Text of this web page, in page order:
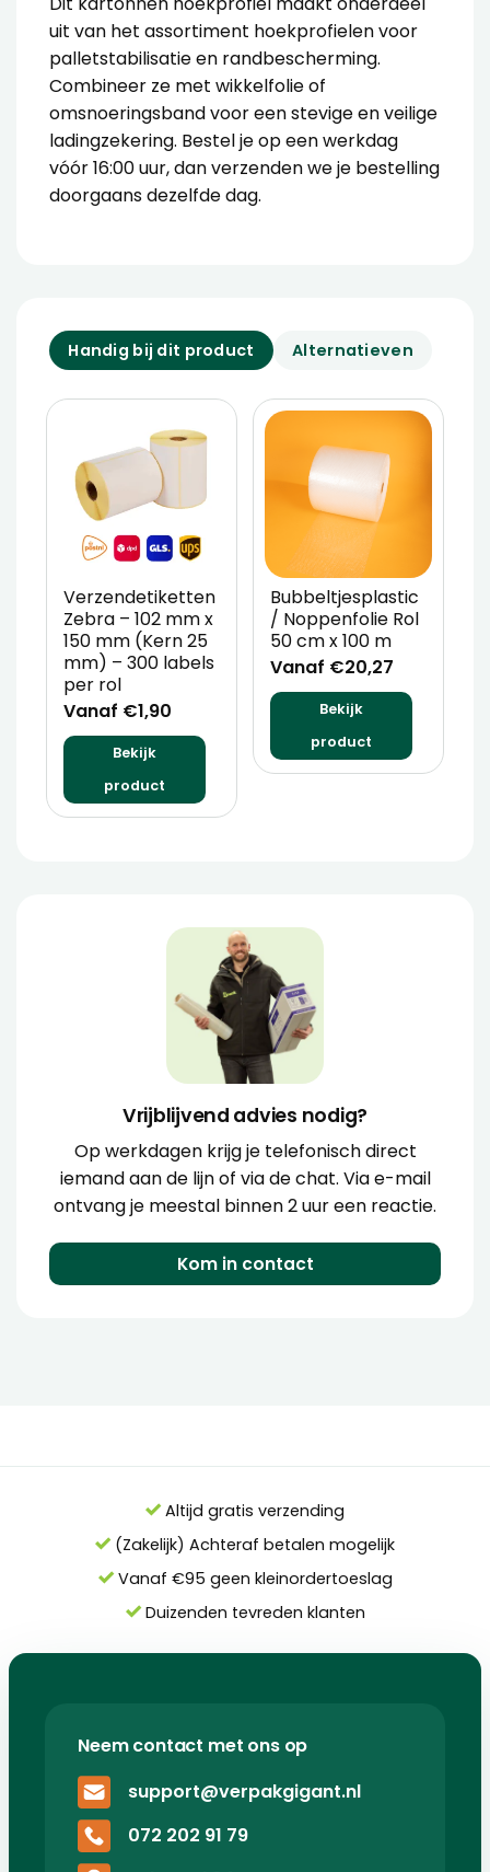
uit van het assortiment hoekprofielenvoor
palletstabilisatie en randbescherming.
Combineer ze met wikkelfolie of
omsnoeringsband voor een stevige en veilige
ladingzekering. Bestel je op een werkdag
vóór 16:00 uur, dan verzenden we je bestelling
doorgaans dezelfde dag.
Handig bij dit product Alternatieven
Verzendetiketten
Zebra – 102 mm x
150 mm (Kern 25
mm) – 300 labels
per rol
Vanaf €1,90
Bekijk
product
Bubbeltjesplastic
/ Noppenfolie Rol
50 cm x 100 m
Vanaf €20,27
Bekijk
product
Vrijblijvend advies nodig?
Op werkdagen krijg je telefonisch direct
iemand aan de lijn of via de chat. Via e-mail
ontvang je meestal binnen 2 uur een reactie.
Kom in contact
Altijd gratis verzending
(Zakelijk) Achteraf betalen mogelijk
Vanaf €95 geen kleinordertoeslag
Duizenden tevreden klanten
Neem contact met ons op
support@verpakgigant.nl
072 202 91 79